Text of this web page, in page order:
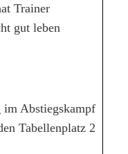
Trainer
gut leben
im Abstiegskampf
Tabellenplatz 2